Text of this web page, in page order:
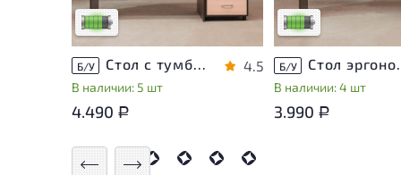
Низкая степень износа
Б/У Стол с тумбой ЛДСП Венге
В наличии: 5 шт
4.5
4.490 Р
Низкая степень
Б/У Стол
В наличии: 4 шт
3.990 Р